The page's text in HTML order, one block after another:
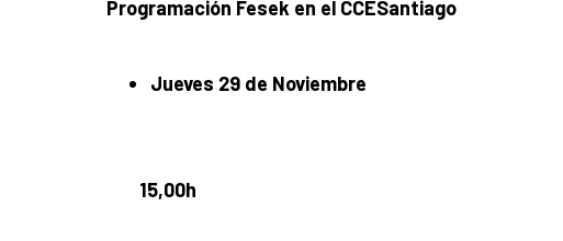
Programación Fesek en el CCESantiago
Jueves 29 de Noviembre
15,00h